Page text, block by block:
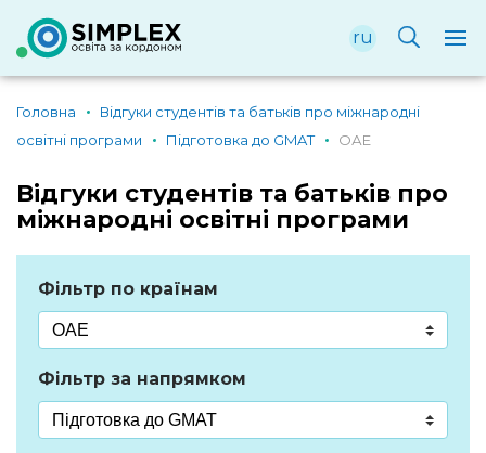
ru
Головна
Відгуки студентів та батьків про міжнародні
освітні програми
Підготовка до GMAT ОАЕ
Відгуки студентів та батьків про
міжнародні освітні програми
Фільтр по країнам
Фільтр за напрямком